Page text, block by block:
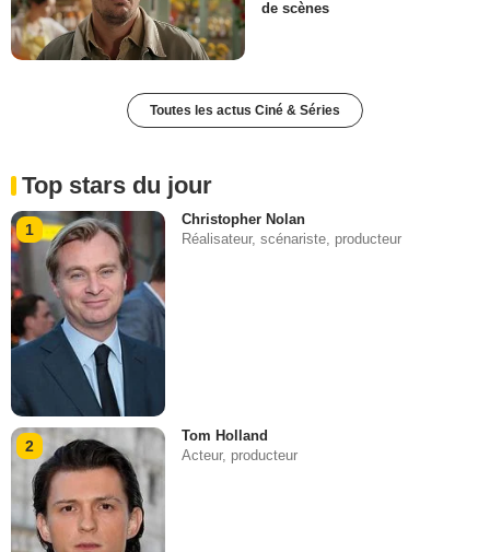
de scènes
Toutes les actus Ciné & Séries
Top stars du jour
1
Christopher Nolan
Réalisateur, scénariste, producteur
2
Tom Holland
Acteur, producteur